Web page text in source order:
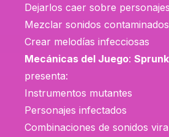
Dejarlos caer sobre
Mezclar sonidos contaminados
Crear melodías infecciosas
Mecánicas del Juego:
presenta:
Instrumentos mutantes
Personajes infectados
Combinaciones de sonidos